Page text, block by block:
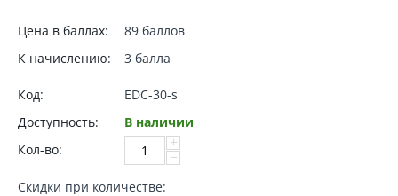
Цена в баллах:
89 баллов
К начислению:
3 балла
Код:
EDC-30-s
Доступность:
В наличии
Кол-во:
+
−
Скидки при количестве: